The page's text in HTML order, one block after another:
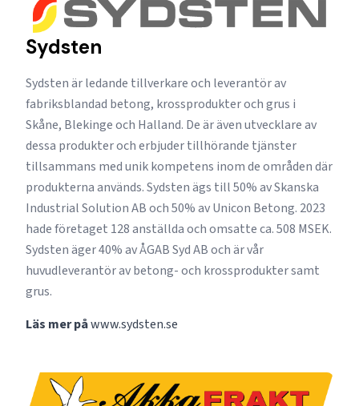
Sydsten
Sydsten är ledande tillverkare och leverantör av
fabriksblandad betong, krossprodukter och grus i
Skåne, Blekinge och Halland. De är även utvecklare av
dessa produkter och erbjuder tillhörande tjänster
tillsammans med unik kompetens inom de områden där
produkterna används. Sydsten ägs till 50% av Skanska
Industrial Solution AB och 50% av Unicon Betong. 2023
hade företaget 128 anställda och omsatte ca. 508 MSEK.
Sydsten äger 40% av ÅGAB Syd AB och är vår
huvudleverantör av betong- och krossprodukter samt
grus.
Läs mer påwww.sydsten.se